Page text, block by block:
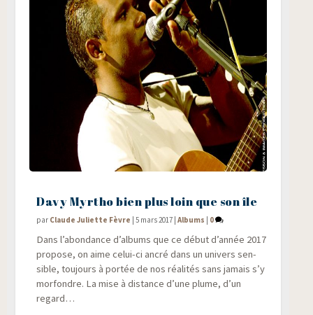
Davy Myrtho bien plus loin que son île
par Claude Juliette Fèvre |5 mars 2017 |Albums | 0
Dans l’abondance d’albums que ce début d’année 2017
pro­pose, on aime celui-ci ancré dans un uni­vers sen­
sible, tou­jours à por­tée de nos réa­li­tés sans jamais s’y
mor­fondre. La mise à dis­tance d’une plume, d’un
regard…